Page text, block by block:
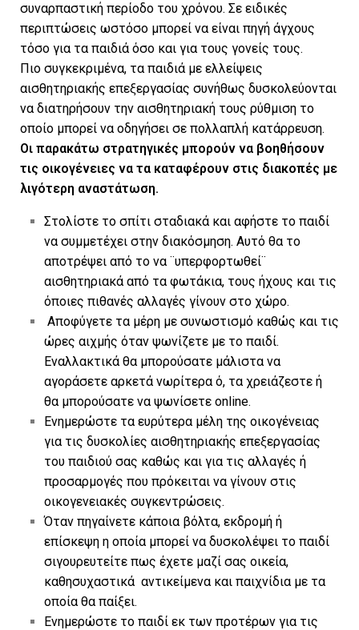
συναρπαστική περίοδο του χρόνου. Σε ειδικές
περιπτώσεις ωστόσο μπορεί να είναι πηγή άγχους
τόσο για τα παιδιά όσο και για τους γονείς τους.
Πιο συγκεκριμένα, τα παιδιά με ελλείψεις
αισθητηριακής επεξεργασίας συνήθως δυσκολεύονται
να διατηρήσουν την αισθητηριακή τους ρύθμιση το
οποίο μπορεί να οδηγήσει σε πολλαπλή κατάρρευση.
Οι παρακάτω στρατηγικές μπορούν να βοηθήσουν
τις οικογένειες να τα καταφέρουν στις διακοπές με
λιγότερη αναστάτωση.
Στολίστε το σπίτι σταδιακά και αφήστε το παιδί
να συμμετέχει στην διακόσμηση. Αυτό θα το
αποτρέψει από το να ¨υπερφορτωθεί¨
αισθητηριακά από τα φωτάκια, τους ήχους και τις
όποιες πιθανές αλλαγές γίνουν στο χώρο.
Αποφύγετε τα μέρη με συνωστισμό καθώς και τις
ώρες αιχμής όταν ψωνίζετε με το παιδί.
Εναλλακτικά θα μπορούσατε μάλιστα να
αγοράσετε αρκετά νωρίτερα ό, τα χρειάζεστε ή
θα μπορούσατε να ψωνίσετε online.
Ενημερώστε τα ευρύτερα μέλη της οικογένειας
για τις δυσκολίες αισθητηριακής επεξεργασίας
του παιδιού σας καθώς και για τις αλλαγές ή
προσαρμογές που πρόκειται να γίνουν στις
οικογενειακές συγκεντρώσεις.
Όταν πηγαίνετε κάποια βόλτα, εκδρομή ή
επίσκεψη η οποία μπορεί να δυσκολέψει το παιδί
σιγουρευτείτε πως έχετε μαζί σας οικεία,
καθησυχαστικά αντικείμενα και παιχνίδια με τα
οποία θα παίξει.
Ενημερώστε το παιδί εκ των προτέρων για τις